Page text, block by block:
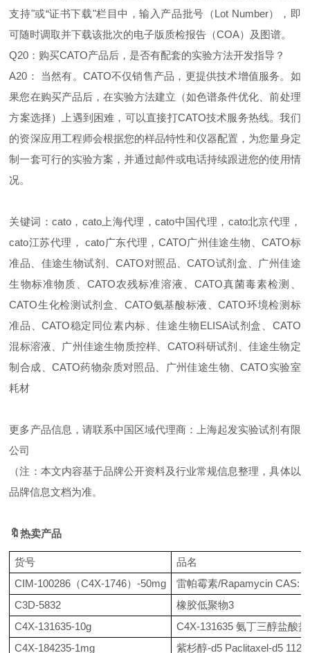
支持"或“证书下载"栏目中，输入产品批号（Lot Number），即
可随时调取并下载该批次的电子版质检报告（COA）及图谱。
Q20：购买CATO产品后，是否有配套的实验方法开发指导？
A20： 当然有。CATO不仅销售产品，更提供技术增值服务。如
果您在购买产品后，在实验方法建立（如色谱条件优化、前处理
方案选择）上遇到困难，可以直接打CATO技术服务热线。我们
的资深应用工程师会根据您的样品特性和仪器配置，为您量身定
制一套可行的实验方案，并通过邮件或电话持续跟进您的使用情
况。
关键词：cato，cato上海代理，cato中国代理，cato北京代理，
cato江苏代理， cato广东代理， CATO广州佳途生物、CATO标
准品、佳途生物试剂、CATO对照品、CATO试剂盒、广州佳途
生物标准物质、CATO农残标准溶液、CATO真菌毒素检测、
CATO生化检测试剂盒、CATO氨基酸标液、CATO环境检测标
准品、CATO稳定同位素内标、佳途生物ELISA试剂盒、CATO
混标溶液、广州佳途生物质控样、CATO科研试剂、佳途生物定
制合成、CATO药物杂质对照品、广州佳途生物、CATO实验室
耗材
更多产品信息，请联系中国区域代理商：上海起发实验试剂有限
公司
（注：本文内容基于品牌公开资料及行业常规信息整理，具体以
品牌信息文档为准。
🔖热卖产品
货号
品名
CIM-100286（C4X-1746）-50mg
雷帕霉素/Rapamycin CAS:
C3D-5832
橡胶低聚物3
C4X-131635-10g
C4X-131635 氨丁三醇盐酸盐
C4X-184235-1mg
紫杉醇-d5 Paclitaxel-d5